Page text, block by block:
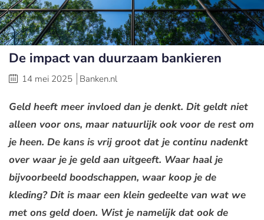
De impact van duurzaam bankieren
14 mei 2025 Banken.nl
Geld heeft meer invloed dan je denkt. Dit geldt niet
alleen voor ons, maar natuurlijk ook voor de rest om
je heen. De kans is vrij groot dat je continu nadenkt
over waar je je geld aan uitgeeft. Waar haal je
bijvoorbeeld boodschappen, waar koop je de
kleding? Dit is maar een klein gedeelte van wat we
met ons geld doen. Wist je namelijk dat ook de